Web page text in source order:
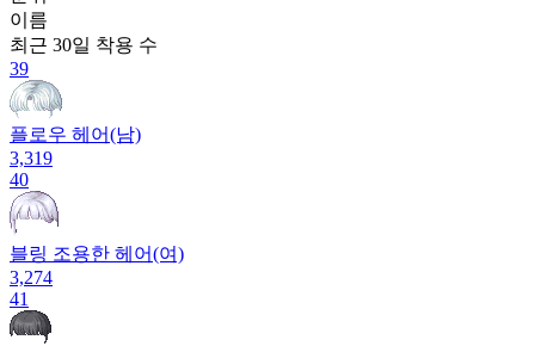
이름
최근 30일 착용 수
39
플로우 헤어(남)
3,319
40
블링 조용한 헤어(여)
3,274
41